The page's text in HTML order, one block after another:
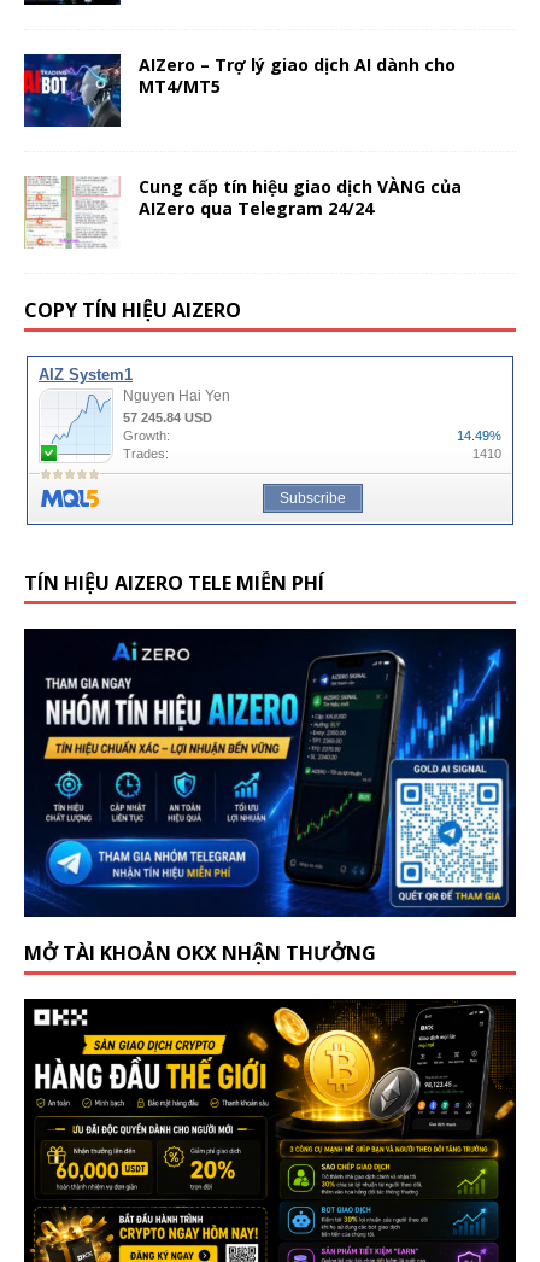
AIZero – Trợ lý giao dịch AI dành cho
MT4/MT5
Cung cấp tín hiệu giao dịch VÀNG của
AIZero qua Telegram 24/24
COPY TÍN HIỆU AIZERO
TÍN HIỆU AIZERO TELE MIỄN PHÍ
MỞ TÀI KHOẢN OKX NHẬN THƯỞNG